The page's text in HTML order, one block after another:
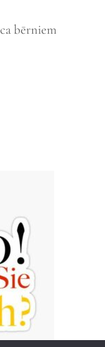
bērniem